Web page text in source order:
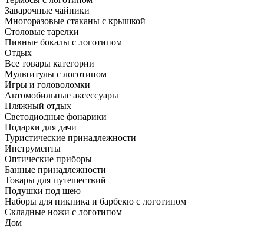
Заварочные чайники
Многоразовые стаканы с крышкой
Столовые тарелки
Пивные бокалы с логотипом
Отдых
Все товары категории
Мультитулы с логотипом
Игры и головоломки
Автомобильные аксессуары
Пляжный отдых
Светодиодные фонарики
Подарки для дачи
Туристические принадлежности
Инструменты
Оптические приборы
Банные принадлежности
Товары для путешествий
Подушки под шею
Наборы для пикника и барбекю с логотипом
Складные ножи с логотипом
Дом